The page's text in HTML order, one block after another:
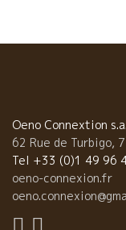
les revoir !! Quels
des vins et de petits
joliment entretenu
soirée bien
Oeno Connextion
62 Rue de Turbigo,
Tel +33 (0)1 49 96
oeno-connexion.fr